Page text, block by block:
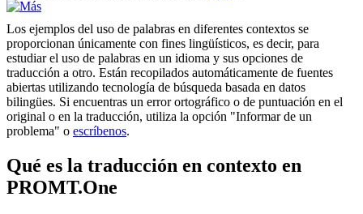
Los ejemplos del uso de palabras en diferentes contextos se
proporcionan únicamente con fines lingüísticos, es decir, para
estudiar el uso de palabras en un idioma y sus opciones de
traducción a otro. Están recopilados automáticamente de fuentes
abiertas utilizando tecnología de búsqueda basada en datos
bilingües. Si encuentras un error ortográfico o de puntuación en el
original o en la traducción, utiliza la opción "Informar de un
problema" o escríbenos.
Qué es la traducción en contexto en
PROMT.One